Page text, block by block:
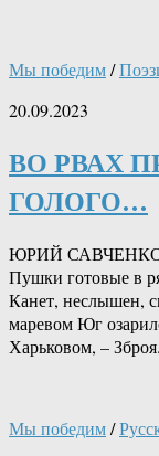
Мы победим/
20.09.2023
ВО РВАХ
ГОЛОГО…
ЮРИЙ САВЧЕНКО
Пушки готовые в
Канет, неслышен,
маревом Юг
Харьковом, –
Мы победим/